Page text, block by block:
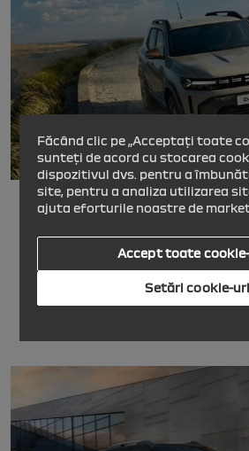
DUSTER
de la17.100 EUR(TVA inclus)*
sau de la15.900 EUR(TVA inclus)** prin
Credit
Făcând clic pe „Acceptați toate
sunteți de acord cu stocarea
dispozitivul dvs. pentru a
site, pentru a analiza utilizarea
ajuta eforturile noastre de
Setări cookie-uri
Accept toate